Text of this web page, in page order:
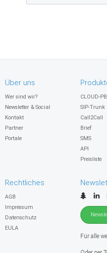
Über uns
Wer sind wir?
Newsletter & Social
Kontakt
Partner
Portale
CLOUD-
SIP-Trunk
Call2Call
Brief
SMS
API
Preisliste
Rechtliches
AGB
Impressum
Datenschutz
EULA
Für alle